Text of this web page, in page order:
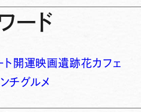
ード
ト 開運映画遺跡花カフェ
チグルメ